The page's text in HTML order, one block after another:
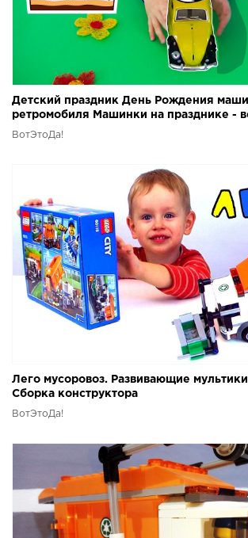
Детский праздник День Рождения
ретромобиля Машинки на празднике -
детей
ВотЭтоДа!
Лего мусоровоз. Развивающие
Сборка конструктора
ВотЭтоДа!